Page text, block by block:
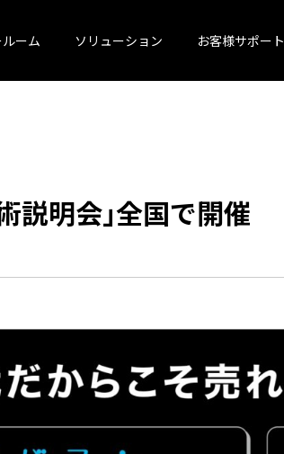
ーム ソリューション お客様サポート
説明会｣全国で開催